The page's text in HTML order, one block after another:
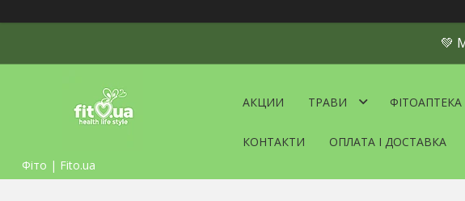
💚
Фіто | Fito.ua
АКЦИИ ТРАВИ ФІТОАПТЕКА
КОНТАКТИ ОПЛАТА І ДОСТАВКА